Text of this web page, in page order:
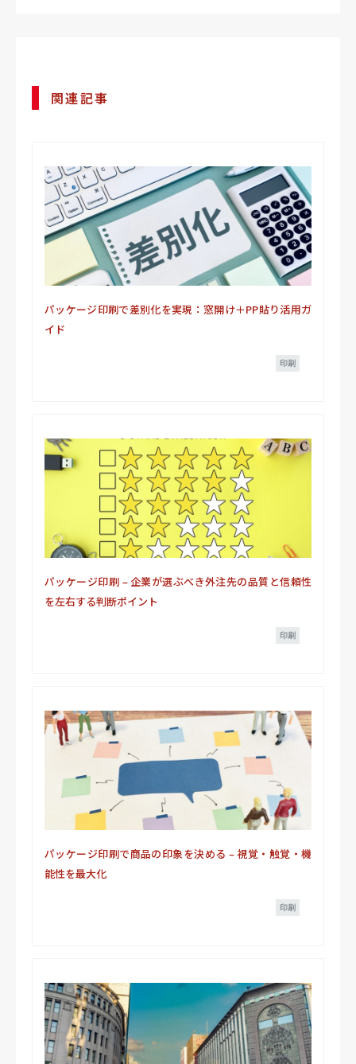
関連記事
パッケージ印刷で差別化を実現：窓開け＋PP貼り活用ガ
イド
印刷
パッケージ印刷 – 企業が選ぶべき外注先の品質と信頼性
を左右する判断ポイント
印刷
パッケージ印刷で商品の印象を決める – 視覚・触覚・機
能性を最大化
印刷